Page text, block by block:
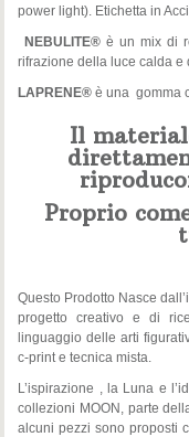
power light). Etichetta in
NEBULITE®è un mix di
rifrazione della luce calda e
LAPRENE®è una gomma
Il
Proprio
Questo Prodotto Nasce
progetto creativo e di
linguaggio delle arti
c-print e tecnica mista.
L’ispirazione , la Luna e
collezioni MOON, parte
alcuni pezzi sono proposti